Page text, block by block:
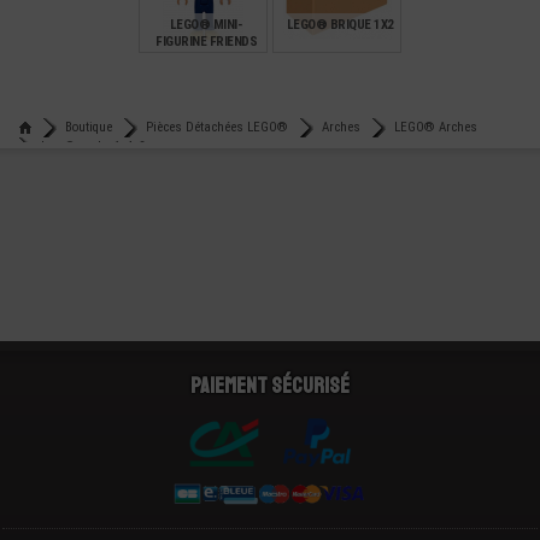
LEGO® MINI-
FIGURINE FRIENDS
LEGO® BRIQUE 1X2
Boutique
Pièces Détachées LEGO® Arches
LEGO® Arches
Lego® arche 1x4x2
Paiement sécurisé